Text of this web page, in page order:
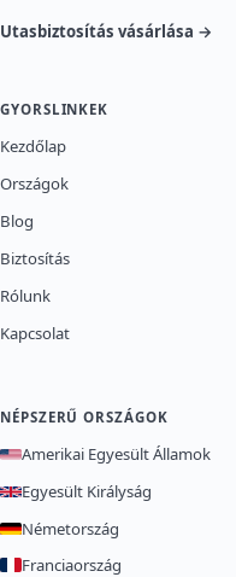
Utasbiztosítás vásárlása →
GYORSLINKEK
Kezdőlap
Országok
Blog
Biztosítás
Rólunk
Kapcsolat
NÉPSZERŰ ORSZÁGOK
Amerikai Egyesült Államok
Egyesült Királyság
Németország
Franciaország